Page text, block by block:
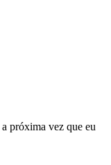
próxima vez que eu